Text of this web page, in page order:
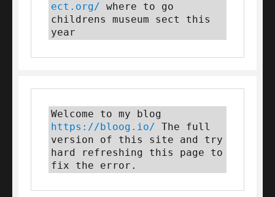
ect.org/ where to go
childrens museum sect this
year
https://bloog.io/ The full
version of this site and try
hard refreshing this page to
fix the error.